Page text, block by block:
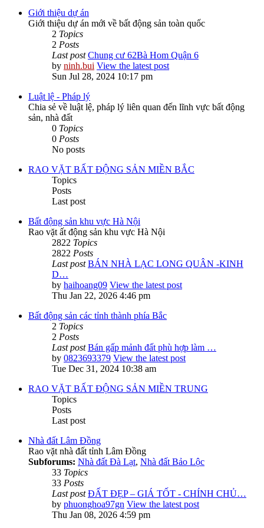
Giới thiệu dự án
Giới thiệu dự án mới về bất động sản toàn quốc
2 Topics
2 Posts
Last post Chung cư 62Bà Hom Quận 6
by ninh.bui View the latest post
Sun Jul 28, 2024 10:17 pm
Luật lệ - Pháp lý
Chia sẻ về luật lệ, pháp lý liên quan đến lĩnh vực bất động
sản, nhà đất
0 Topics
0 Posts
No posts
RAO VẶT BẤT ĐỘNG SẢN MIỀN BẮC
Topics
Posts
Last post
Bất động sản khu vực Hà Nội
Rao vặt ất động sản khu vực Hà Nội
2822 Topics
2822 Posts
Last post BÁN NHÀ LẠC LONG QUÂN -KINH
D…
by haihoang09 View the latest post
Thu Jan 22, 2026 4:46 pm
Bất động sản các tỉnh thành phía Bắc
2 Topics
2 Posts
Last post Bán gấp mảnh đất phù hợp làm …
by 0823693379 View the latest post
Tue Dec 31, 2024 10:38 am
RAO VẶT BẤT ĐỘNG SẢN MIỀN TRUNG
Topics
Posts
Last post
Nhà đất Lâm Đồng
Rao vặt nhà đất tỉnh Lâm Đồng
Subforums: Nhà đất Đà Lạt, Nhà đất Bảo Lộc
33 Topics
33 Posts
Last post ĐẤT ĐẸP – GIÁ TỐT - CHÍNH CHỦ…
by phuonghoa97gn View the latest post
Thu Jan 08, 2026 4:59 pm